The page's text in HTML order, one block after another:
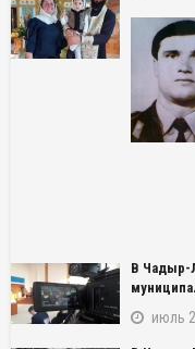
В Чадыр-
июль